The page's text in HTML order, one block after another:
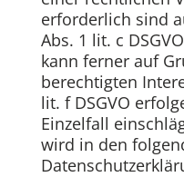
erforderlich sind
Abs. 1 lit. c
kann ferner auf
berechtigten
lit. f DSGVO
Einzelfall
wird in den